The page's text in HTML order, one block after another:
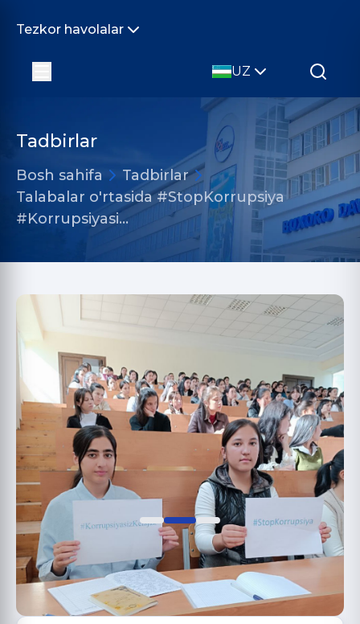
Tezkor havolalar
UZ
Tadbirlar
Bosh sahifa
Tadbirlar
Talabalar o'rtasida #StopKorrupsiya
#Korrupsiyasi…